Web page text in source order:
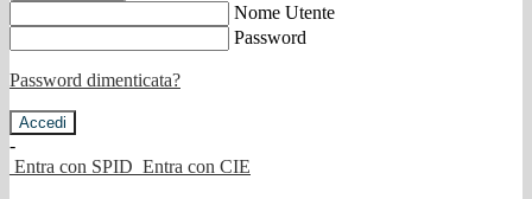
Nome Utente
Password
Password dimenticata?
-
Entra con SPID Entra con CIE